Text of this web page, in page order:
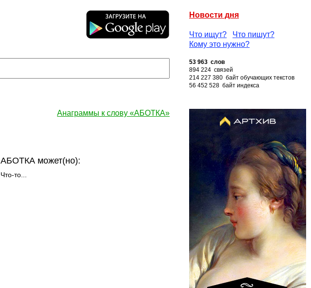
Новости дня
Что ищут?
Что пишут?
Кому это нужно?
53 963 слов
894 224 связей
214 227 380 байт обучающих текстов
56 452 528 байт индекса
Анаграммы к слову «АБОТКА»
АБОТКА может(но):
Что-то...